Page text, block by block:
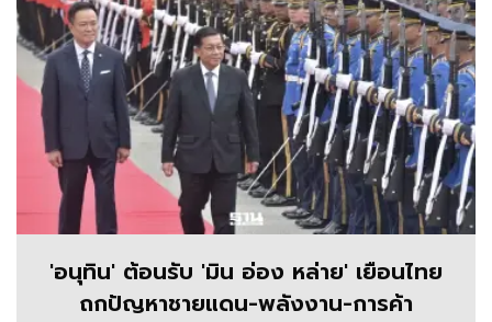
'อนุทิน' ต้อนรับ 'มิน อ่อง หล่าย' เยือนไทย
ถกปัญหาชายแดน-พลังงาน-การค้า